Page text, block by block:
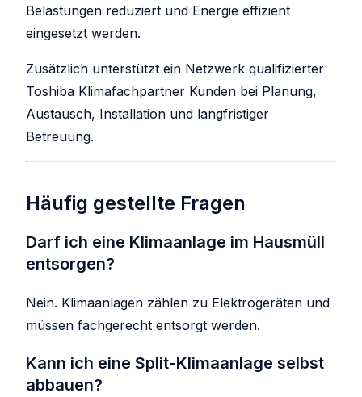
Belastungen reduziert und Energie effizient
eingesetzt werden.
Zusätzlich unterstützt ein Netzwerk qualifizierter
Toshiba Klimafachpartner Kunden bei Planung,
Austausch, Installation und langfristiger
Betreuung.
Häufig gestellte Fragen
Darf ich eine Klimaanlage im Hausmüll
entsorgen?
Nein. Klimaanlagen zählen zu Elektrogeräten und
müssen fachgerecht entsorgt werden.
Kann ich eine Split-Klimaanlage selbst
abbauen?